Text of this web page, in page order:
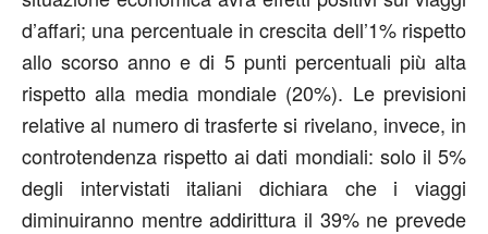
d’affari; una percentuale in crescita dell’1% rispetto
allo scorso anno e di 5 punti percentuali più alta
rispetto alla media mondiale (20%). Le previsioni
relative al numero di trasferte si rivelano, invece, in
controtendenza rispetto ai dati mondiali: solo il 5%
degli intervistati italiani dichiara che i viaggi
diminuiranno mentre addirittura il 39% ne prevede